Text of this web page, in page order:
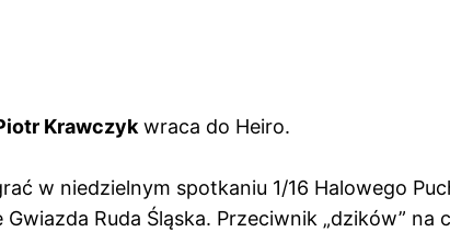
Krawczyk wraca do Heiro.
w niedzielnym spotkaniu 1/16 Halowego
Ruda Śląska. Przeciwnik „dzików” na